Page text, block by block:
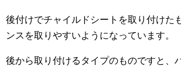
後付けでチャイルドシートを取り付けた
ンスを取りやすいようになっています。
後から取り付けるタイプのものですと、